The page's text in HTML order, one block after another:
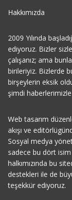
Hakkımızda
2009 Yılında
ediyoruz. Bizler
çalışanız; ama
birileriyiz. Bizlerde
birşeylerin eksik
şimdi
Web tasarım
akışı ve
Sosyal medya
sadece bu dört isim
halkımızında bu
destekleri ile de
teşekkür ediyoruz.